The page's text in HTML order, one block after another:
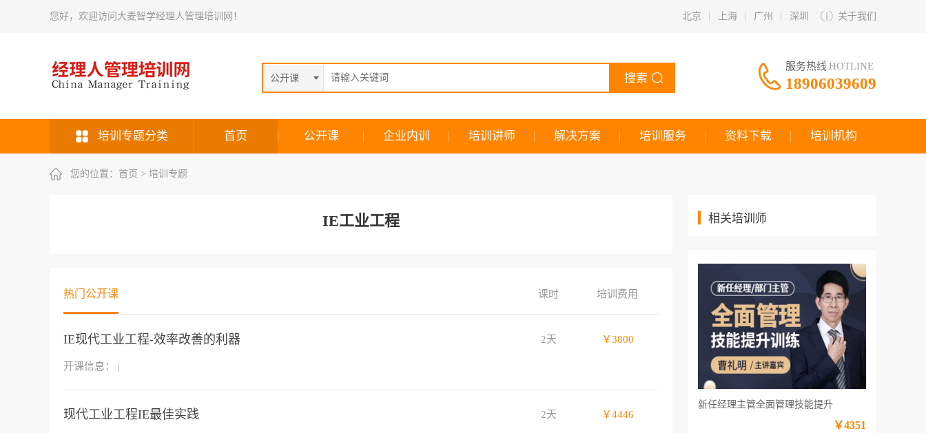
您好，欢迎访问大麦智学经理人管理培训网！ 北京 上海 广州 深圳 关于我们
公开课 搜索
服务热线 HOTLINE
18906039609
培训专题分类 首页 公开课 企业内训 培训讲师 解决方案 培训服务 资料下载 培训机构
您的位置： 首页 > 培训专题
IE工业工程
热门公开课 培训费用
课时
IE现代工业工程-效率改善的利器 ￥3800
2天
开课信息： |
现代工业工程IE最佳实践 ￥4446
2天
相关培训师
新任经理主管全面管理技能提升
￥4351